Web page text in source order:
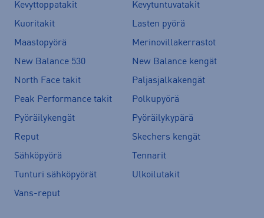
Kevyttoppatakit
Kevytuntuvatakit
Kuoritakit
Lasten pyörä
Maastopyörä
Merinovillakerrastot
New Balance 530
New Balance kengät
North Face takit
Paljasjalkakengät
Peak Performance takit
Polkupyörä
Pyöräilykengät
Pyöräilykypärä
Reput
Skechers kengät
Sähköpyörä
Tennarit
Tunturi sähköpyörät
Ulkoilutakit
Vans-reput